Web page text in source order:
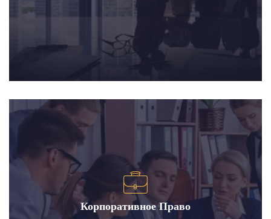
Корпоративное Право